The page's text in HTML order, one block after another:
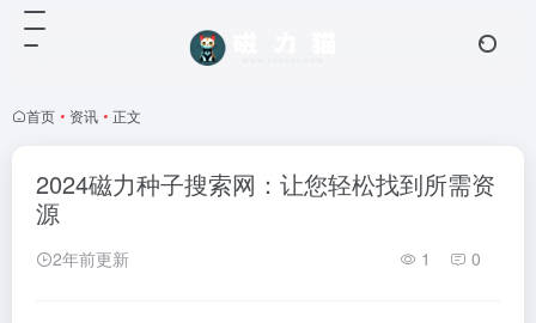
首页 • 资讯 • 正文
2024磁力种子搜索网：让您轻松找到所需资
源
2年前更新 1 0